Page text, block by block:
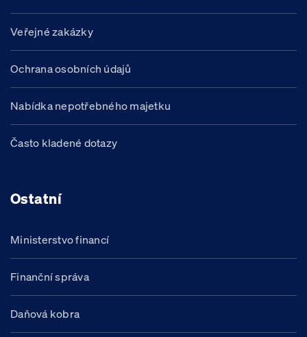
Veřejné zakázky
Ochrana osobních údajů
Nabídka nepotřebného majetku
Často kladené dotazy
Ostatní
Ministerstvo financí
Finanční správa
Daňová kobra